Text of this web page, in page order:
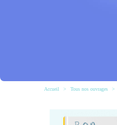
Accueil > Tous nos ouvrages >